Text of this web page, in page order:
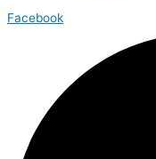
Facebook